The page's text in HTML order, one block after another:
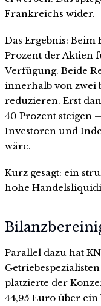
Frankreichs wider.
Das Ergebnis:
Prozent der Aktien
Verfügung. Beide
innerhalb von zwei
reduzieren. Erst
40 Prozent steigen
Investoren und
wäre.
Kurz gesagt: ein
hohe
Parallel dazu hat
platzierte der
44,95 Euro über